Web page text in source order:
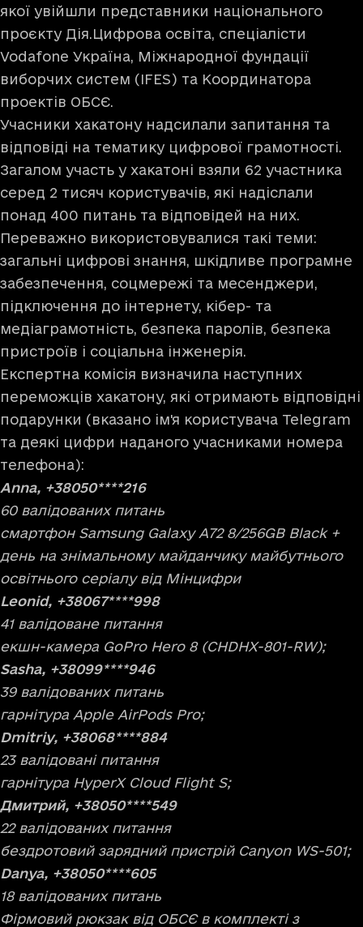
якої увійшли представники національного
проєкту Дія.Цифрова освіта, спеціалісти
Vodafone Україна, Міжнародної фундації
виборчих систем (IFES) та Координатора
проектів ОБСЄ.
Учасники хакатону надсилали запитання та
відповіді на тематику цифрової грамотності.
Загалом участь у хакатоні взяли 62 участника
серед 2 тисяч користувачів, які надіслали
понад 400 питань та відповідей на них.
Переважно використовувалися такі теми:
загальні цифрові знання, шкідливе програмне
забезпечення, соцмережі та месенджери,
підключення до інтернету, кібер- та
медіаграмотність, безпека паролів, безпека
пристроїв і соціальна інженерія.
Експертна комісія визначила наступних
переможців хакатону, які отримають відповідні
подарунки (вказано ім'я користувача Telegram
та деякі цифри наданого учасниками номера
телефона):
Anna, +38050****216
60 валідованих питань
смартфон Samsung Galaxy A72 8/256GB Black +
день на знімальному майданчику майбутнього
освітнього серіалу від Мінцифри
Leonid, +38067****998
41 валідоване питання
екшн-камера GoPro Hero 8 (CHDHX-801-RW);
Sasha, +38099****946
39 валідованих питань
гарнітура Apple AirPods Pro;
Dmitriy, +38068****884
23 валідовані питання
гарнітура HyperX Cloud Flight S;
Дмитрий, +38050****549
22 валідованих питання
бездротовий зарядний пристрій Canyon WS-501;
Danya, +38050****605
18 валідованих питань
Фірмовий рюкзак від ОБСЄ в комплекті з